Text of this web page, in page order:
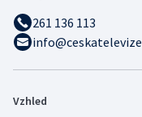
261 136 113
Vzhled